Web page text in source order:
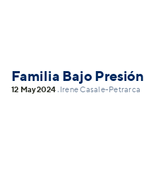
Familia Bajo Presión
12 May2024• Irene Casale-Petrarca